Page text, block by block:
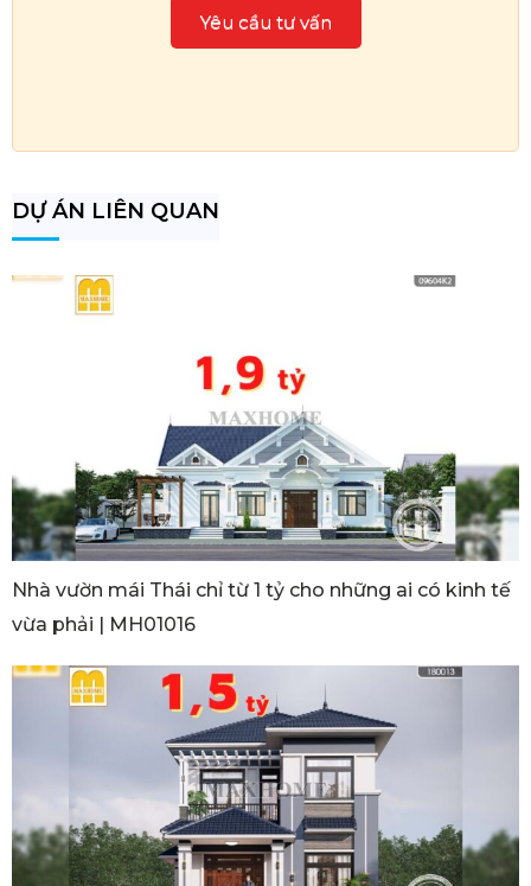
DỰ ÁN LIÊN QUAN
Nhà vườn mái Thái chỉ từ 1 tỷ cho những ai có kinh tế
vừa phải | MH01016